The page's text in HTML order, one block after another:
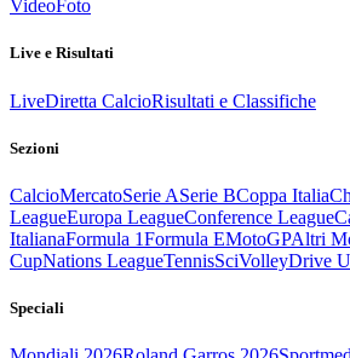
VideoFoto
Live e Risultati
LiveDiretta CalcioRisultati e Classifiche
Sezioni
CalcioMercatoSerie ASerie BCoppa Italia
LeagueEuropa LeagueConference League
ItalianaFormula 1Formula EMotoGPAltri
CupNations LeagueTennisSciVolleyDrive
Speciali